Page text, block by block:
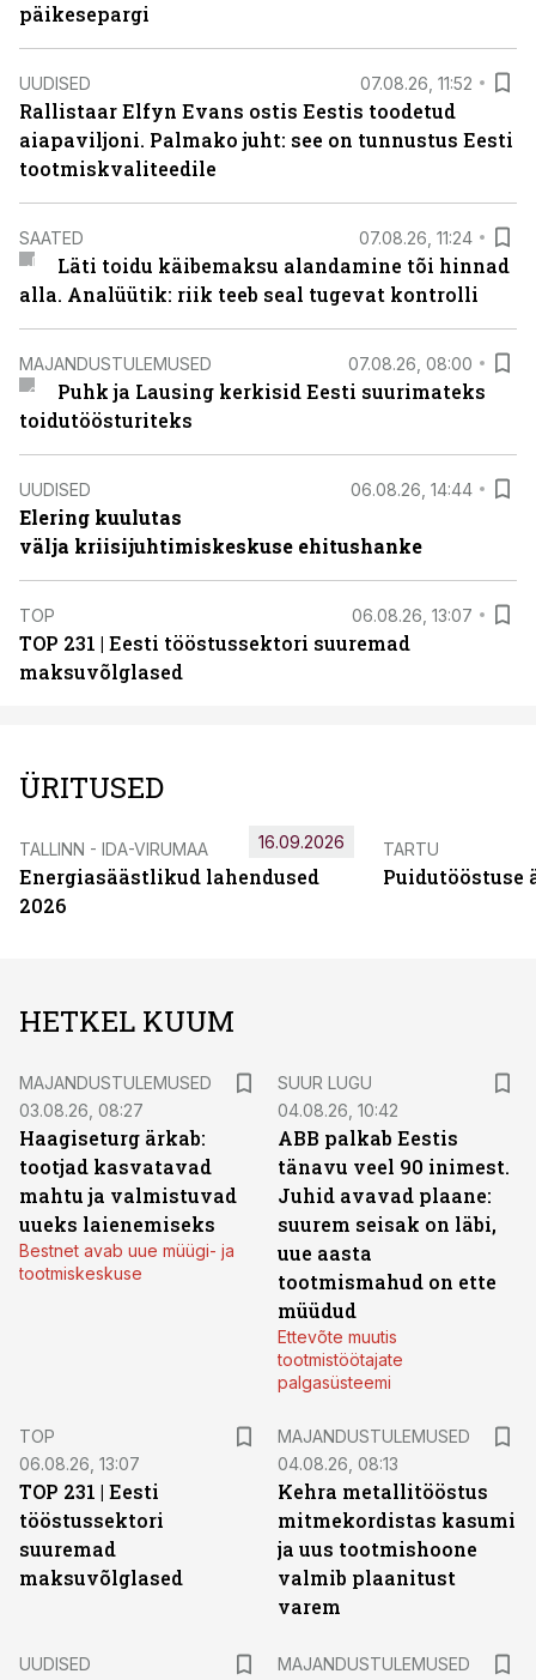
päikesepargi
UUDISED 07.08.26, 11:52
Rallistaar Elfyn Evans ostis Eestis toodetud
aiapaviljoni. Palmako juht: see on tunnustus Eesti
tootmiskvaliteedile
SAATED 07.08.26, 11:24
Läti toidu käibemaksu alandamine tõi hinnad
alla. Analüütik: riik teeb seal tugevat kontrolli
MAJANDUSTULEMUSED 07.08.26, 08:00
Puhk ja Lausing kerkisid Eesti suurimateks
toidutöösturiteks
UUDISED 06.08.26, 14:44
Elering kuulutas
välja kriisijuhtimiskeskuse ehitushanke
TOP 06.08.26, 13:07
TOP 231 | Eesti tööstussektori suuremad
maksuvõlglased
ÜRITUSED
TALLINN - IDA-VIRUMAA
Energiasäästlikud lahendused
2026
16.09.2026 TARTU
Puidutööstuse
HETKEL KUUM
MAJANDUSTULEMUSED
03.08.26, 08:27
Haagiseturg ärkab:
tootjad kasvatavad
mahtu ja valmistuvad
uueks laienemiseks
Bestnet avab uue müügi- ja
tootmiskeskuse
SUUR LUGU
04.08.26, 10:42
ABB palkab Eestis
tänavu veel 90 inimest.
Juhid avavad plaane:
suurem seisak on läbi,
uue aasta
tootmismahud on ette
müüdud
Ettevõte muutis
tootmistöötajate
palgasüsteemi
TOP
06.08.26, 13:07
TOP 231 | Eesti
tööstussektori
suuremad
maksuvõlglased
MAJANDUSTULEMUSED
04.08.26, 08:13
Kehra metallitööstus
mitmekordistas kasumi
ja uus tootmishoone
valmib plaanitust
varem
UUDISED MAJANDUSTULEMUSED